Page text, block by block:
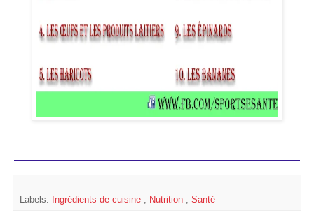
Labels: Ingrédients de cuisine Nutrition Santé